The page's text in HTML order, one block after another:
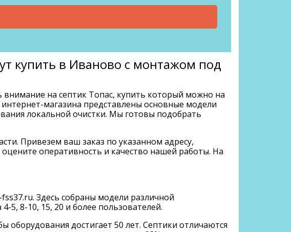
купить в Иваново с монтажом под
на септик Топас, купить который можно на
магазина представлены основные модели
локальной очистки. Мы готовы подобрать
Привезем ваш заказ по указанном адресу,
оперативность и качество нашей работы. На
Здесь собраны модели различной
5, 8-10, 15, 20 и более пользователей.
достигает 50 лет. Септики отличаются